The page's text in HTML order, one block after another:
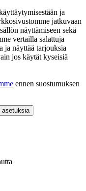
ja
jatkuvaan
näyttämiseen sekä
vertailla salattuja
ja näyttää tarjouksia
jos käytät kyseisiä
ennen suostumuksen
asetuksia